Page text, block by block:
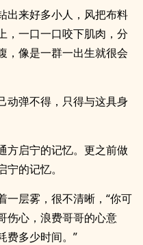
出来好多小人，风把布料
，一口一口咬下肌肉，分
，像是一群一出生就很会
动弹不得，只得与这具身
方启宁的记忆。更之前做
的记忆。
一层雾，很不清晰，“你可
伤心，浪费哥哥的心意
费多少时间。”